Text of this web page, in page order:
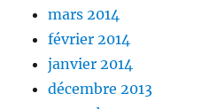
mars 2014
février 2014
janvier 2014
décembre 2013